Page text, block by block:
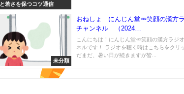
と若さを保つコツ通信
未分類
おねしょ にんじん堂🥕笑顔の漢方
チャンネル （2024…
こんにちは！にんじん堂🥕笑顔の漢方ラジ
ネルです！ ラジオを聴く時はこちらをクリ
だまだ、暑い日が続きますが皆...